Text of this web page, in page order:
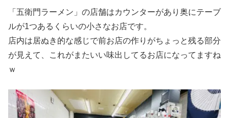
「五衛門ラーメン」の店舗はカウンターがあり奥にテーブ
ルが1つあるくらいの小さなお店です。
店内は居ぬき的な感じで前お店の作りがちょっと残る部分
が見えて、これがまたいい味出してるお店になってますね
ｗ